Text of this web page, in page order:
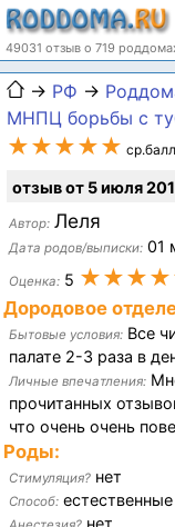
49031 отзыв о 719
→ РФ →
МНПЦ борьбы с
★★★★★
отзыв от 5 июля
Автор: Леля
Дата родов/выписки: 01
Оценка: 5
Дородовое
Бытовые условия: Все
палате 2-3 раза в
Личные впечатления:
прочитанных
что очень очень
Роды:
Стимуляция? нет
Способ:
нет